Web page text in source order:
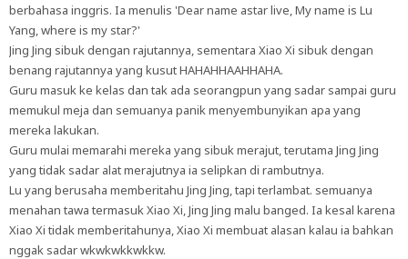
berbahasa inggris. Ia menulis 'Dear name astar live, My name is Lu
Yang, where is my star?'
Jing Jing sibuk dengan rajutannya, sementara Xiao Xi sibuk dengan
benang rajutannya yang kusut HAHAHHAAHHAHA.
Guru masuk ke kelas dan tak ada seorangpun yang sadar sampai guru
memukul meja dan semuanya panik menyembunyikan apa yang
mereka lakukan.
Guru mulai memarahi mereka yang sibuk merajut, terutama Jing Jing
yang tidak sadar alat merajutnya ia selipkan di rambutnya.
Lu yang berusaha memberitahu Jing Jing, tapi terlambat. semuanya
menahan tawa termasuk Xiao Xi, Jing Jing malu banged. Ia kesal karena
Xiao Xi tidak memberitahunya, Xiao Xi membuat alasan kalau ia bahkan
nggak sadar wkwkwkkwkkw.